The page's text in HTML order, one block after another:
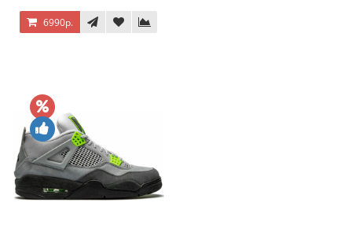
6990р.